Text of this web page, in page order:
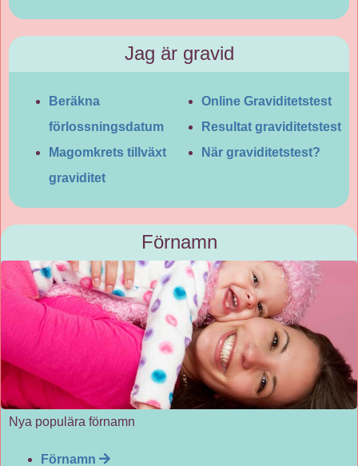
Jag är gravid
Beräkna
förlossningsdatum
Magomkrets tillväxt
graviditet
Online Graviditetstest
Resultat graviditetstest
När graviditetstest?
Förnamn
Nya populära förnamn
Förnamn